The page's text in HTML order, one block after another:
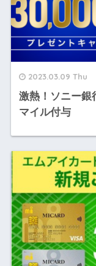
2023.03.09 Thu
激熱！ソニー銀
マイル付与